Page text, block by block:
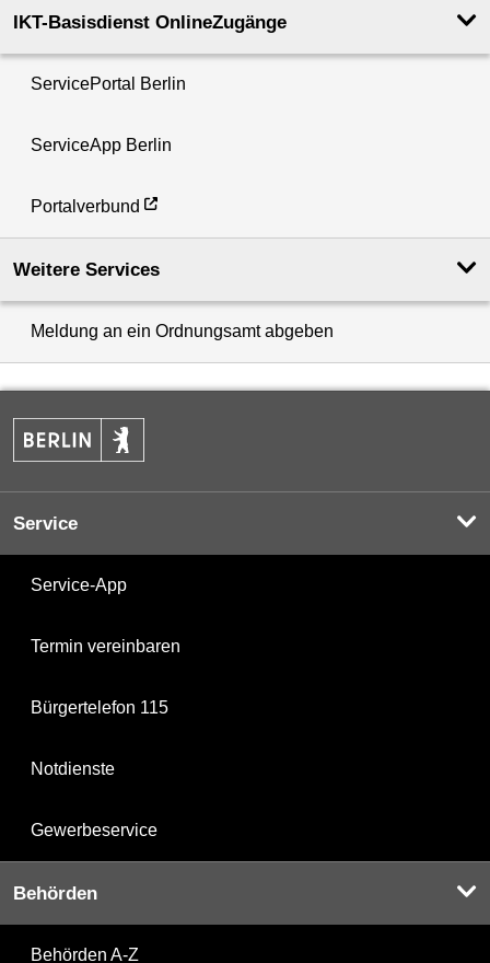
IKT-Basisdienst OnlineZugänge
ServicePortal Berlin
ServiceApp Berlin
Portalverbund
Weitere Services
Meldung an ein Ordnungsamt abgeben
Service
Service-App
Termin vereinbaren
Bürgertelefon 115
Notdienste
Gewerbeservice
Behörden
Behörden A-Z